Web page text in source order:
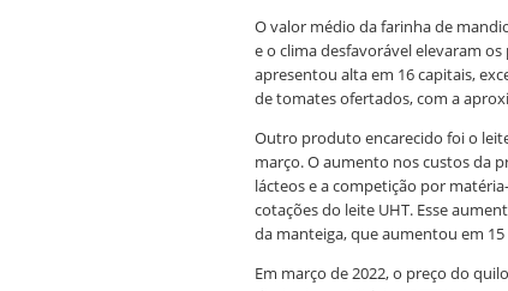
O valor médio da farinha de
e o clima desfavorável elevaram
apresentou alta em 16 capitais,
de tomates ofertados, com a
Outro produto encarecido foi o
março. O aumento nos custos da
lácteos e a competição por
cotações do leite UHT. Esse
da manteiga, que aumentou em 15
Em março de 2022, o preço do